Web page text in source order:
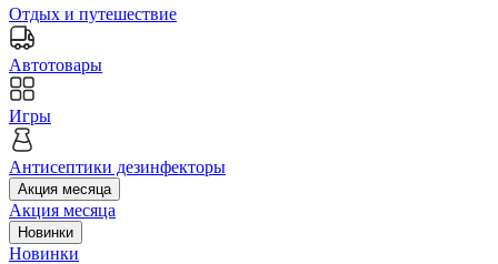
Отдых и путешествие
Автотовары
Игры
Антисептики дезинфекторы
Акция месяца
Акция месяца
Новинки
Новинки